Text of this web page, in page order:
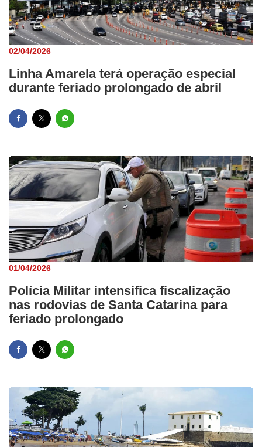
02/04/2026
Linha Amarela terá operação especial
durante feriado prolongado de abril
01/04/2026
Polícia Militar intensifica fiscalização
nas rodovias de Santa Catarina para
feriado prolongado